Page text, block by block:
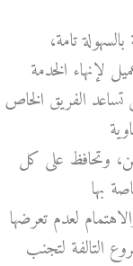
تامة،
لإنهاء الخدمة
تساعد الفريق الخاص
وتحافظ على كل
بها
لعدم تعرضها
التالفة لتجنب